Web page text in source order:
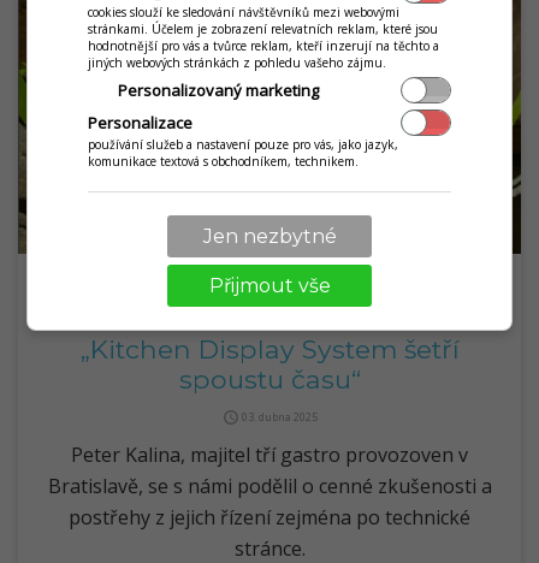
„Kitchen Display System šetří
spoustu času“
query_builder 03. dubna 2025
Peter Kalina, majitel tří gastro provozoven v
Bratislavě, se s námi podělil o cenné zkušenosti a
postřehy z jejich řízení zejména po technické
stránce.
cookies slouží ke sledování návštěvníků mezi webovými
stránkami. Účelem je zobrazení relevatních reklam, které jsou
hodnotnější pro vás a tvůrce reklam, kteří inzerují na těchto a
jiných webových stránkách z pohledu vašeho zájmu.
Personalizovaný marketing
Personalizace
používání služeb a nastavení pouze pro vás, jako jazyk,
komunikace textová s obchodníkem, technikem.
Jen nezbytné
Přijmout vše